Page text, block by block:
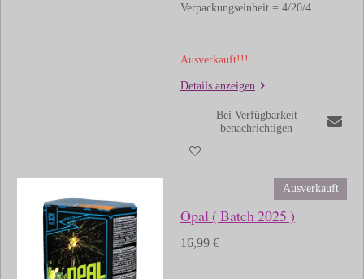
Verpackungseinheit = 4/20/4
Ausverkauft!!!
Details anzeigen
Bei Verfügbarkeit
benachrichtigen
Ausverkauft
Opal ( Batch 2025 )
16,99 €